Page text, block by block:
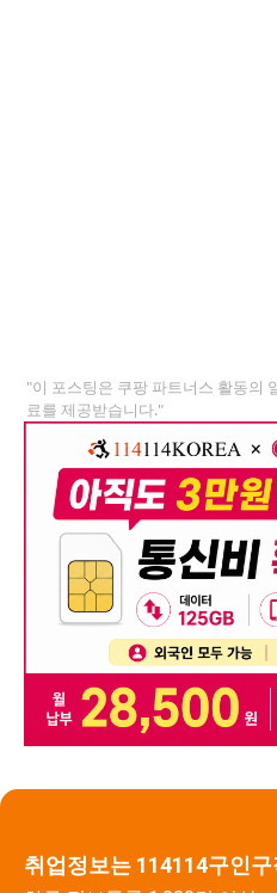
취업정보는 114114구인구
"이 포스팅은 쿠팡 파트너스 활동의
료를 제공받습니다."